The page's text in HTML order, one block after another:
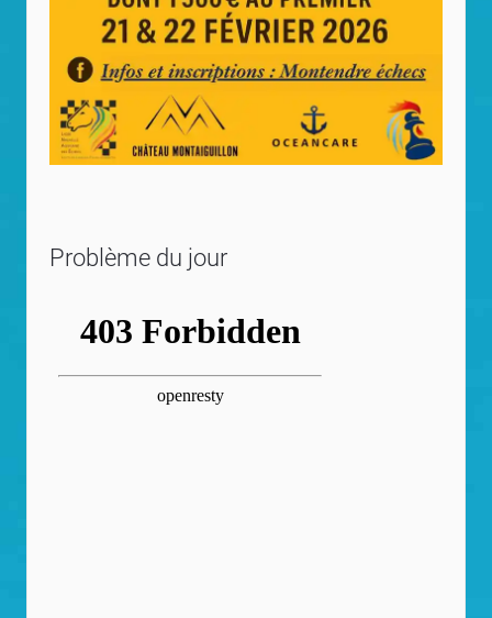
Problème du jour